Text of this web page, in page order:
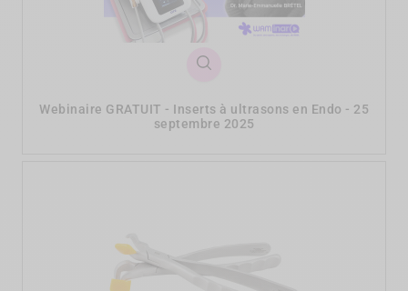
Webinaire GRATUIT - Inserts à ultrasons en Endo - 25
septembre 2025